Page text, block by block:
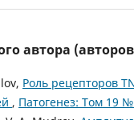
автора
Роль рецепторов
, Патогенез: Том 19